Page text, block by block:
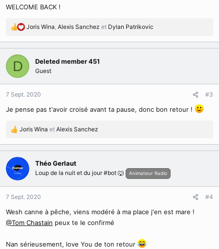
:
WELCOME BACK !
R
a
c
i
o
n
:
Joris Wina, Alexis Sanchez et Dylan Patrikovic
D Deleted member 451
Guest
7 Sept. 2020 #3
Je pense pas t'avoir croisé avant ta pause, donc bon retour !
R
a
c
t
i
o
n
:
Joris Wina et Alexis Sanchez
Théo Gerlaut
Loup de la nuit et du jour #bot 🐺 Animateur Radio
7 Sept. 2020 #4
Wesh canne à pêche, viens modéré à ma place j'en est mare !
@Tom Chastain peux te le confirmé
Nan sérieusement, love You de ton retour